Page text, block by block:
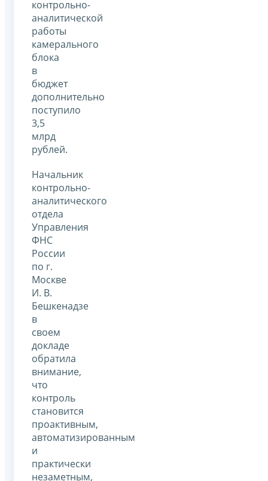
контрольно-
аналитической
работы
камерального
блока
в
бюджет
дополнительно
поступило
3,5
млрд
рублей.
Начальник
контрольно-
аналитического
отдела
Управления
ФНС
России
по г.
Москве
И. В.
Бешкенадзе
в
своем
докладе
обратила
внимание,
что
контроль
становится
проактивным,
автоматизированным
и
практически
незаметным,